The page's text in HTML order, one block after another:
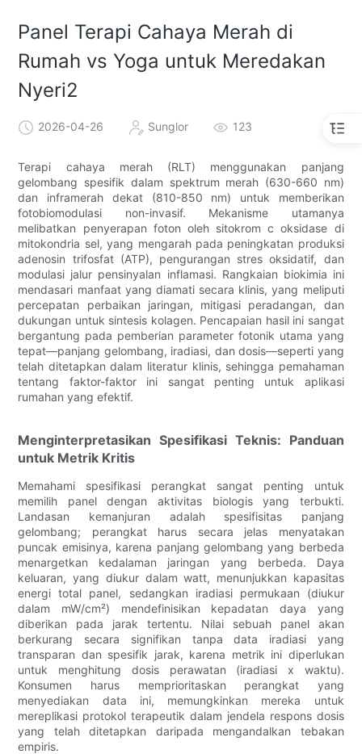
Panel Terapi Cahaya Merah di
Rumah vs Yoga untuk Meredakan
Nyeri2
2026-04-26 Sunglor 123
Terapi cahaya merah (RLT) menggunakan panjang
gelombang spesifik dalam spektrum merah (630-660 nm)
dan inframerah dekat (810-850 nm) untuk memberikan
fotobiomodulasi non-invasif. Mekanisme utamanya
melibatkan penyerapan foton oleh sitokrom c oksidase di
mitokondria sel, yang mengarah pada peningkatan produksi
adenosin trifosfat (ATP), pengurangan stres oksidatif, dan
modulasi jalur pensinyalan inflamasi. Rangkaian biokimia ini
mendasari manfaat yang diamati secara klinis, yang meliputi
percepatan perbaikan jaringan, mitigasi peradangan, dan
dukungan untuk sintesis kolagen. Pencapaian hasil ini sangat
bergantung pada pemberian parameter fotonik utama yang
tepat—panjang gelombang, iradiasi, dan dosis—seperti yang
telah ditetapkan dalam literatur klinis, sehingga pemahaman
tentang faktor-faktor ini sangat penting untuk aplikasi
rumahan yang efektif.
Menginterpretasikan Spesifikasi Teknis: Panduan
untuk Metrik Kritis
Memahami spesifikasi perangkat sangat penting untuk
memilih panel dengan aktivitas biologis yang terbukti.
Landasan kemanjuran adalah spesifisitas panjang
gelombang; perangkat harus secara jelas menyatakan
puncak emisinya, karena panjang gelombang yang berbeda
menargetkan kedalaman jaringan yang berbeda. Daya
keluaran, yang diukur dalam watt, menunjukkan kapasitas
energi total panel, sedangkan iradiasi permukaan (diukur
dalam mW/cm²) mendefinisikan kepadatan daya yang
diberikan pada jarak tertentu. Nilai sebuah panel akan
berkurang secara signifikan tanpa data iradiasi yang
transparan dan spesifik jarak, karena metrik ini diperlukan
untuk menghitung dosis perawatan (iradiasi x waktu).
Konsumen harus memprioritaskan perangkat yang
menyediakan data ini, memungkinkan mereka untuk
mereplikasi protokol terapeutik dalam jendela respons dosis
yang telah ditetapkan daripada mengandalkan tebakan
empiris.